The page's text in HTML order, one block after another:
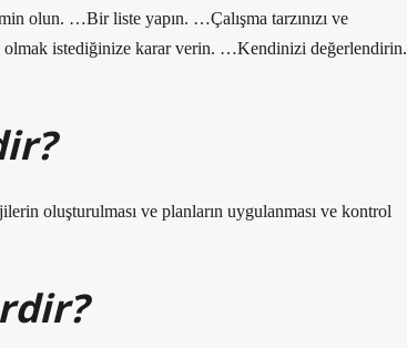
olun. …Bir liste yapın. …Çalışma tarzınızı ve
istediğinize karar verin. …Kendinizi değerlendirin.
oluşturulması ve planların uygulanması ve kontrol